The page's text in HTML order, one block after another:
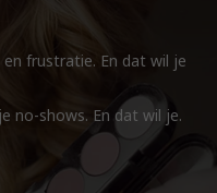
frustratie. En dat wil je
no-shows. En dat wil je.